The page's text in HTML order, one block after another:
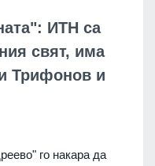
ИТН са
свят, има
Трифонов и
го накара да